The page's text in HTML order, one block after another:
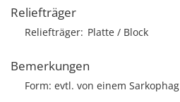
Reliefträger
Reliefträger Platte / Block
Bemerkungen
Form: evtl. von einem Sarkophag